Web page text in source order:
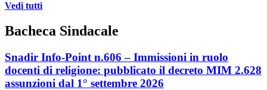
Vedi tutti
Bacheca Sindacale
Snadir Info-Point n.606 – Immissioni in ruolo
docenti di religione: pubblicato il decreto MIM 2.628
assunzioni dal 1° settembre 2026